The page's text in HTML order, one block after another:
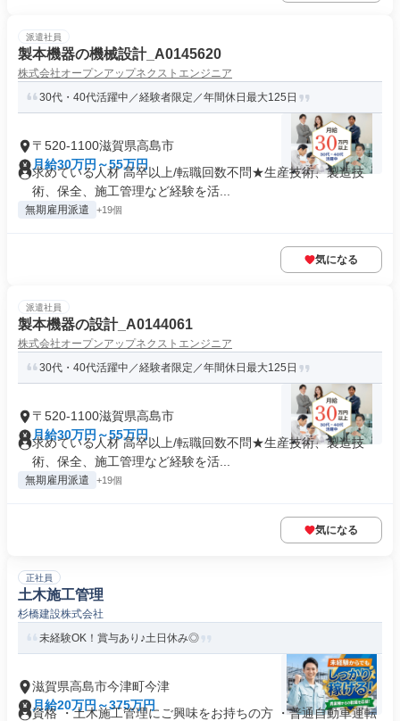
派遣社員
製本機器の機械設計_A0145620
株式会社オープンアップネクストエンジニア
30代・40代活躍中／経験者限定／年間休日最大125日
〒520-1100滋賀県高島市
月給30万円～55万円
求めている人材 高卒以上/転職回数不問★生産技術、製造技
術、保全、施工管理など経験を活...
無期雇用派遣 +19個
気になる
派遣社員
製本機器の設計_A0144061
株式会社オープンアップネクストエンジニア
30代・40代活躍中／経験者限定／年間休日最大125日
〒520-1100滋賀県高島市
月給30万円～55万円
求めている人材 高卒以上/転職回数不問★生産技術、製造技
術、保全、施工管理など経験を活...
無期雇用派遣 +19個
気になる
正社員
土木施工管理
杉橋建設株式会社
未経験OK！賞与あり♪土日休み◎
滋賀県高島市今津町今津
月給20万円～375万円
資格 ・土木施工管理にご興味をお持ちの方 ・普通自動車運転